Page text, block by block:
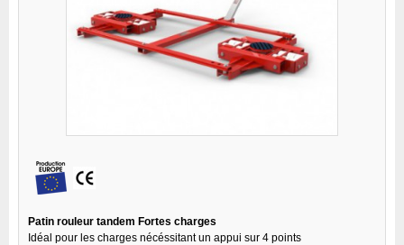
Patin rouleur tandem Fortes charges
Idéal pour les charges nécéssitant un appui sur 4 points